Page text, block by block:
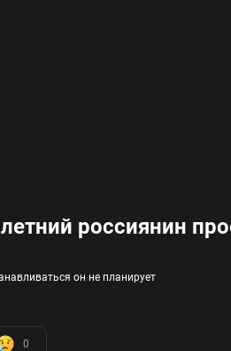
россиянин
он не планирует
0